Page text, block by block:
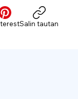
Salin tautan